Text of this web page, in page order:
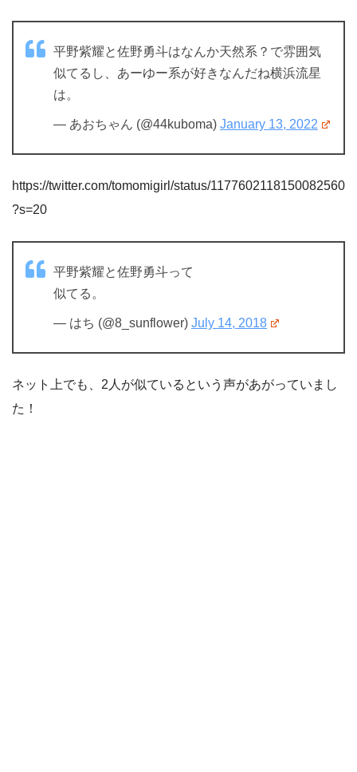
平野紫耀と佐野勇斗はなんか天然系？で雰囲気
似てるし、あーゆー系が好きなんだね横浜流星
は。
— あおちゃん (@44kuboma) January 13, 2022
https://twitter.com/tomomigirl/status/1177602118150082560
?s=20
平野紫耀と佐野勇斗って
似てる。
— はち (@8_sunflower) July 14, 2018
ネット上でも、2人が似ているという声があがっていまし
た！